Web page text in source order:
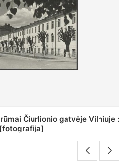
J. Pilsudskio kolegija :
[fotografija]